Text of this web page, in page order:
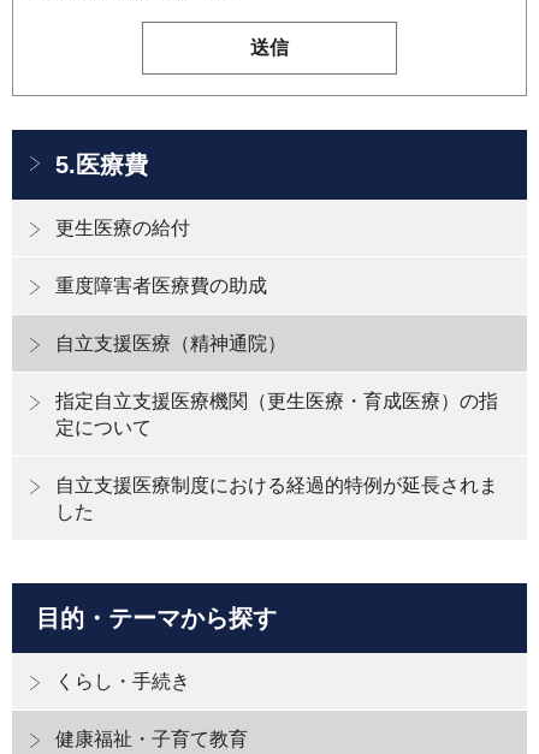
5.医療費
更生医療の給付
重度障害者医療費の助成
自立支援医療（精神通院）
指定自立支援医療機関（更生医療・育成医療）の指
定について
自立支援医療制度における経過的特例が延長されま
した
目的・テーマから探す
くらし・手続き
健康福祉・子育て教育